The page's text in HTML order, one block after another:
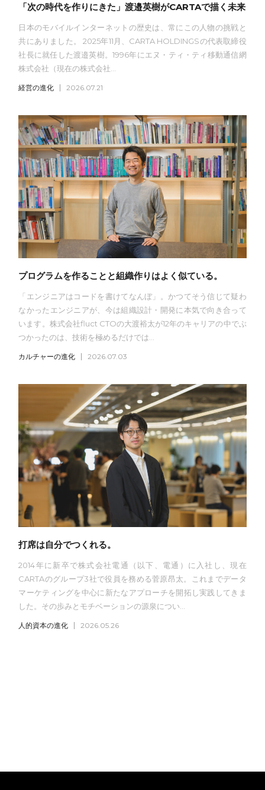
「次の時代を作りにきた」渡邉英樹がCARTAで描く未来
日本のモバイルインターネットの歴史は、常にこの人物の挑戦と
共にありました。 2025年11月、CARTA HOLDINGSの代表取締役
社長に就任した渡邉英樹。1996年にエヌ・ティ・ティ移動通信網
株式会社（現在の株式会社...
経営の進化 2026.07.21
プログラムを作ることと組織作りはよく似ている。
「エンジニアはコードを書けてなんぼ」。かつてそう信じて疑わ
なかったエンジニアが、今は組織設計・開発に本気で向き合って
います。株式会社fluct CTOの大渡裕太が12年のキャリアの中でぶ
つかったのは、技術を極めるだけでは...
カルチャーの進化 2026.07.03
打席は自分でつくれる。
2014年に新卒で株式会社電通（以下、電通）に入社し、現在
CARTAのグループ3社で役員を務める菅原昂太。これまでデータ
マーケティングを中心に新たなアプローチを開拓し実践してきま
した。その歩みとモチベーションの源泉につい...
人的資本の進化 2026.05.26